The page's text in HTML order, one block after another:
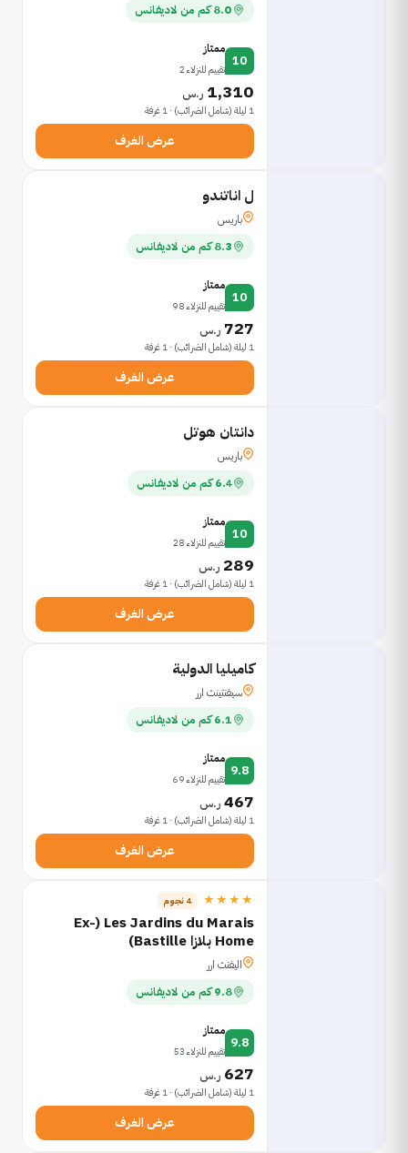
8.0 كم من لاديفانس
10
ممتاز
تقييم للنزلاء 2
1,310 ر.س
1 ليلة (شامل الضرائب) · 1 غرفة
عرض الغرف
ل اناتندو
باريس
8.3 كم من لاديفانس
10
ممتاز
تقييم للنزلاء 98
727 ر.س
1 ليلة (شامل الضرائب) · 1 غرفة
عرض الغرف
دانتان هوتل
باريس
6.4 كم من لاديفانس
10
ممتاز
تقييم للنزلاء 28
289 ر.س
1 ليلة (شامل الضرائب) · 1 غرفة
عرض الغرف
كاميليا الدولية
سيفنتينث ارر
6.1 كم من لاديفانس
9.8
ممتاز
تقييم للنزلاء 69
467 ر.س
1 ليلة (شامل الضرائب) · 1 غرفة
عرض الغرف
★★★★ 4 نجوم
Les Jardins du Marais (Ex-
Home بلازا Bastille)
اليفنث ارر
9.8 كم من لاديفانس
9.8
ممتاز
تقييم للنزلاء 53
627 ر.س
1 ليلة (شامل الضرائب) · 1 غرفة
عرض الغرف